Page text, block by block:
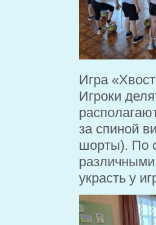
Игра «
Игроки
за спиной
шорты). По
украсть у